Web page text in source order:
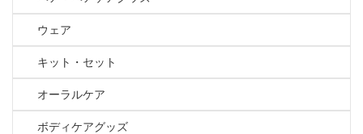
ウェア
キット・セット
オーラルケア
ボディケアグッズ